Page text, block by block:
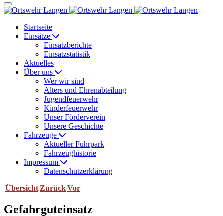
Startseite
Einsätze
Einsatzberichte
Einsatzstatistik
Aktuelles
Über uns
Wer wir sind
Alters und Ehrenabteilung
Jugendfeuerwehr
Kinderfeuerwehr
Unser Förderverein
Unsere Geschichte
Fahrzeuge
Aktueller Fuhrpark
Fahrzeughistorie
Impressum
Datenschutzerklärung
Übersicht ZurückVor
Gefahrguteinsatz